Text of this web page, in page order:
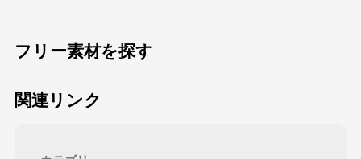
フリー素材を探す
関連リンク